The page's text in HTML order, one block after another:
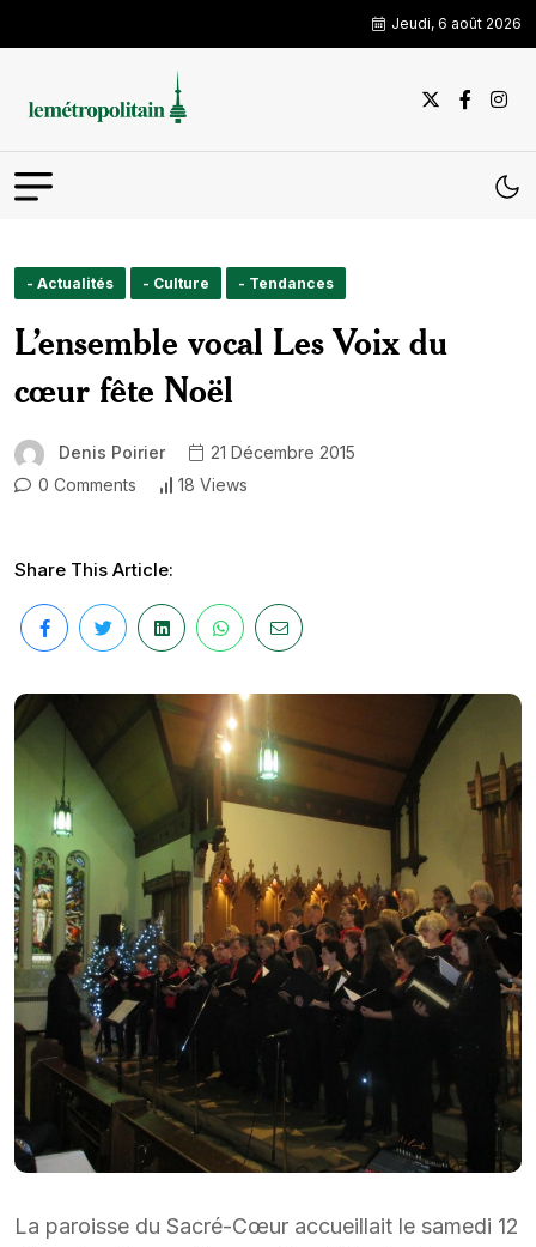
Jeudi, 6 août 2026
- Actualités - Culture - Tendances
L’ensemble vocal Les Voix du
cœur fête Noël
Denis Poirier
21 Décembre 2015
0 Comments
18 Views
Share This Article:
La paroisse du Sacré-Cœur accueillait le samedi 12